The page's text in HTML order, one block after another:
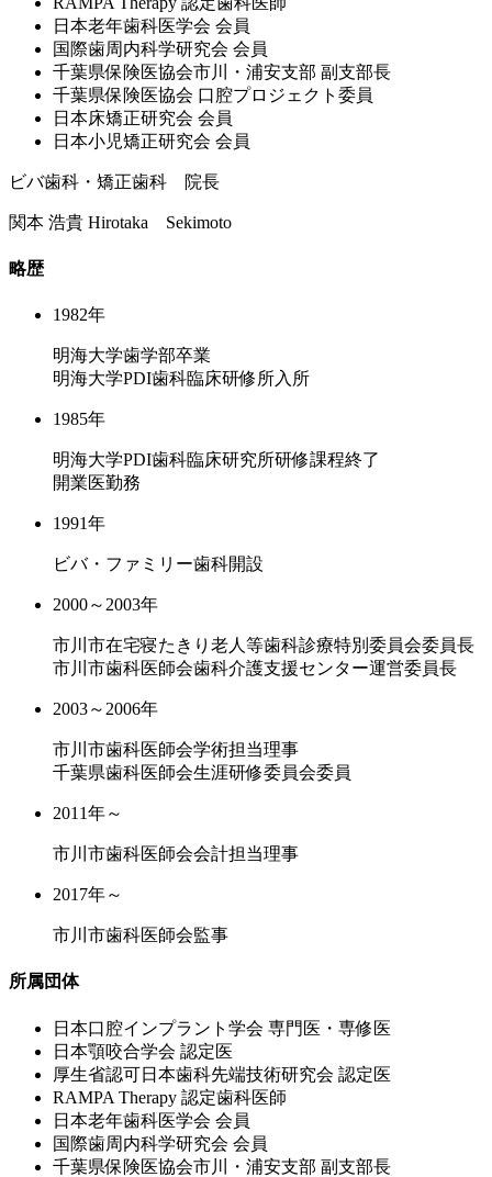
⽇本⽼年⻭科医学会 会員
国際⻭周内科学研究会 会員
千葉県保険医協会市川・浦安⽀部 副⽀部⻑
千葉県保険医協会 ⼝腔プロジェクト委員
⽇本床矯正研究会 会員
⽇本⼩児矯正研究会 会員
ビバ歯科・矯正歯科 院長
関本 浩貴 Hirotaka Sekimoto
略歴
1982年
明海大学歯学部卒業
明海大学PDI歯科臨床研修所入所
1985年
明海大学PDI歯科臨床研究所研修課程終了
開業医勤務
1991年
ビバ・ファミリー歯科開設
2000～2003年
市川市在宅寝たきり老人等歯科診療特別委員会委員長
市川市歯科医師会歯科介護支援センター運営委員長
2003～2006年
市川市歯科医師会学術担当理事
千葉県歯科医師会生涯研修委員会委員
2011年～
市川市歯科医師会会計担当理事
2017年～
市川市歯科医師会監事
所属団体
⽇本⼝腔インプラント学会 専⾨医・専修医
⽇本顎咬合学会 認定医
厚⽣省認可⽇本⻭科先端技術研究会 認定医
RAMPA Therapy 認定⻭科医師
⽇本⽼年⻭科医学会 会員
国際⻭周内科学研究会 会員
千葉県保険医協会市川・浦安⽀部 副⽀部⻑